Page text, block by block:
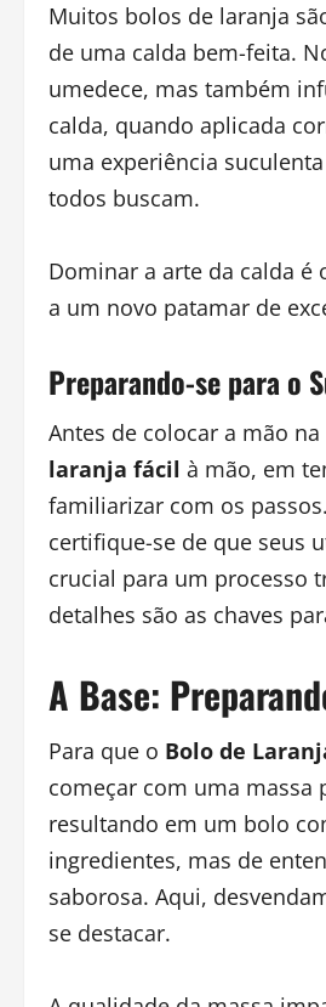
Muitos bolos de laranja
de uma calda bem-feita.
umedece, mas também
calda, quando aplicada
uma experiência
todos buscam.
Dominar a arte da calda é
a um novo patamar de
Preparando-se para o
Antes de colocar a mão
laranja fácil à mão, em
familiarizar com os
certifique-se de que seus
crucial para um processo
detalhes são as chaves
A Base:
Para que o Bolo de
começar com uma massa
resultando em um bolo
ingredientes, mas de
saborosa. Aqui,
se destacar.